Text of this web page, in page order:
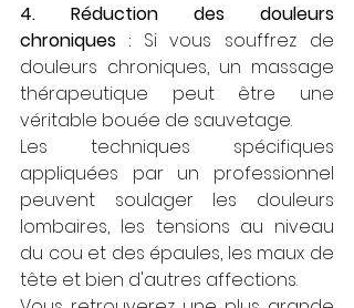
4. Réduction des douleurs
chroniques : Si vous souffrez de
douleurs chroniques, un massage
thérapeutique peut être une
véritable bouée de sauvetage.
Les techniques spécifiques
appliquées par un professionnel
peuvent soulager les douleurs
lombaires, les tensions au niveau
du cou et des épaules, les maux de
tête et bien d'autres affections.